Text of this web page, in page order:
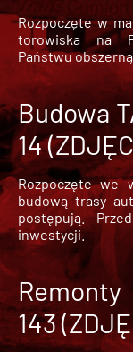
Rozpoczęte w
torowiska na
Państwu
Budowa
14
Rozpoczęte we
budową trasy
postępują.
inwestycji.
143